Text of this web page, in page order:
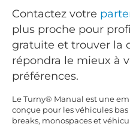
Contactez votre
plus proche pour
gratuite et trouver la
répondra le mieux à
préférences.
Le Turny® Manual est une
conçue pour les véhicules
breaks, monospaces et